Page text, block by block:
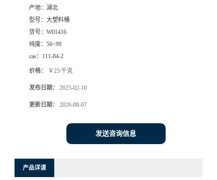
产地： 湖北
型号： 大塑料桶
货号： W01416
纯度： 50~99
cas： 111-84-2
价格： ￥25/千克
发布日期： 2025-02-10
更新日期： 2026-08-07
发送咨询信息
产品详请